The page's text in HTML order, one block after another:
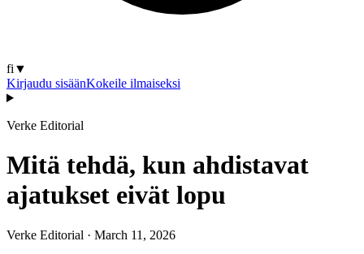
fi ▼
Kirjaudu sisäänKokeile ilmaiseksi
Verke Editorial
Mitä tehdä, kun ahdistavat
ajatukset eivät lopu
Verke Editorial · March 11, 2026